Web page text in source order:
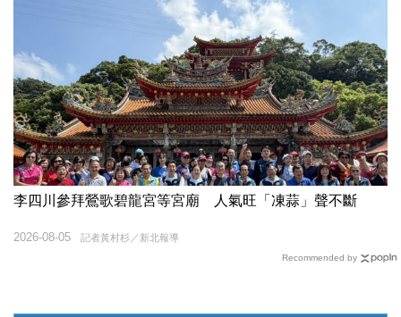
李四川參拜鶯歌碧龍宮等宮廟 人氣旺「凍蒜」聲不斷
記者黃村杉／新北報導
2026-08-05
Recommended by